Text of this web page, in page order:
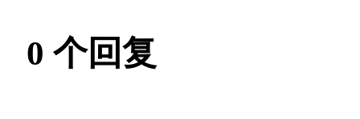
0 个回复